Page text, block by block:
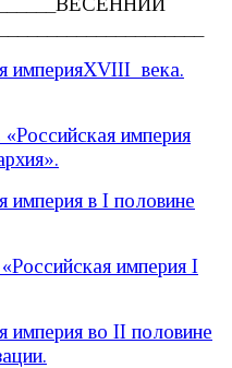
империяXVIII века.
«Российская империя
империя в I половине
«Российская империя I
империя во II половине